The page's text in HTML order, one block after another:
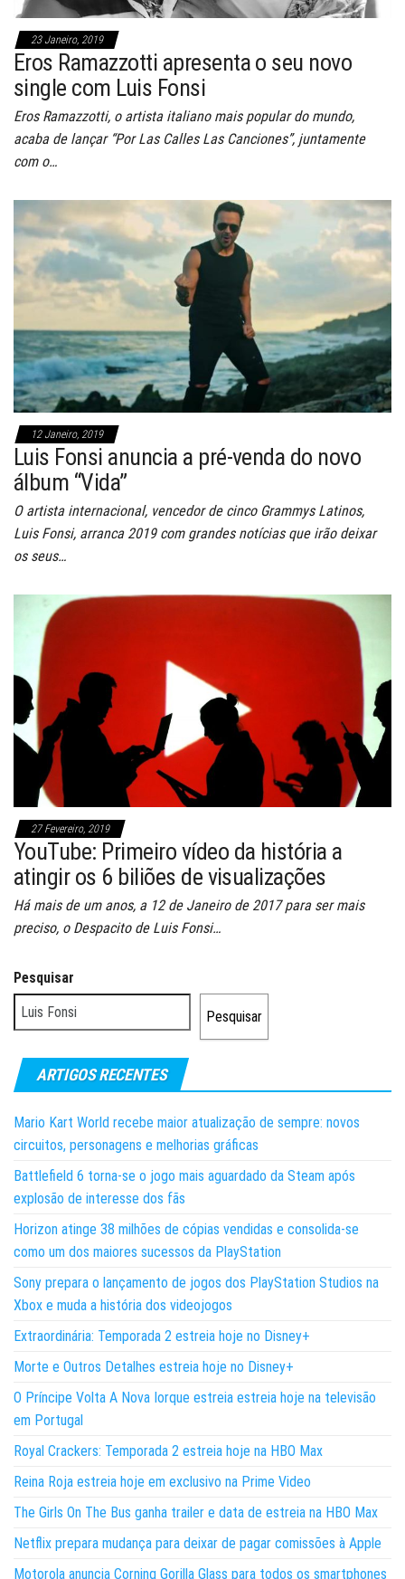
23 Janeiro, 2019
Eros Ramazzotti apresenta o seu novo
single com Luis Fonsi
Eros Ramazzotti, o artista italiano mais popular do mundo,
acaba de lançar “Por Las Calles Las Canciones”, juntamente
com o…
12 Janeiro, 2019
Luis Fonsi anuncia a pré-venda do novo
álbum “Vida”
O artista internacional, vencedor de cinco Grammys Latinos,
Luis Fonsi, arranca 2019 com grandes notícias que irão deixar
os seus…
27 Fevereiro, 2019
YouTube: Primeiro vídeo da história a
atingir os 6 biliões de visualizações
Há mais de um anos, a 12 de Janeiro de 2017 para ser mais
preciso, o Despacito de Luis Fonsi…
Pesquisar
Pesquisar
ARTIGOS RECENTES
Mario Kart World recebe maior atualização de sempre: novos
circuitos, personagens e melhorias gráficas
Battlefield 6 torna-se o jogo mais aguardado da Steam após
explosão de interesse dos fãs
Horizon atinge 38 milhões de cópias vendidas e consolida-se
como um dos maiores sucessos da PlayStation
Sony prepara o lançamento de jogos dos PlayStation Studios na
Xbox e muda a história dos videojogos
Extraordinária: Temporada 2 estreia hoje no Disney+
Morte e Outros Detalhes estreia hoje no Disney+
O Príncipe Volta A Nova Iorque estreia estreia hoje na televisão
em Portugal
Royal Crackers: Temporada 2 estreia hoje na HBO Max
Reina Roja estreia hoje em exclusivo na Prime Video
The Girls On The Bus ganha trailer e data de estreia na HBO Max
Netflix prepara mudança para deixar de pagar comissões à Apple
Motorola anuncia Corning Gorilla Glass para todos os smartphones